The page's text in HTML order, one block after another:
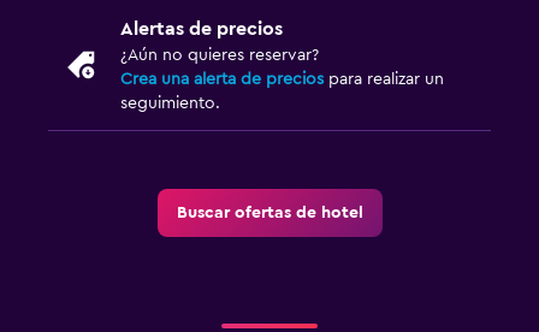
Alertas de precios
¿Aún no quieres reservar?
Crea una alerta de precios para realizar un
seguimiento.
Buscar ofertas de hotel